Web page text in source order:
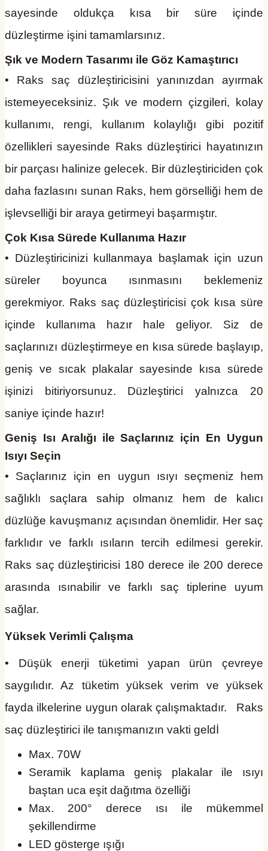
sayesinde oldukça kısa bir süre içinde
düzleştirme işini tamamlarsınız.
Şık ve Modern Tasarımı ile Göz Kamaştırıcı
• Raks saç düzleştiricisini yanınızdan ayırmak
istemeyeceksiniz. Şık ve modern çizgileri, kolay
kullanımı, rengi, kullanım kolaylığı gibi pozitif
özellikleri sayesinde Raks düzleştirici hayatınızın
bir parçası halinize gelecek. Bir düzleştiriciden çok
daha fazlasını sunan Raks, hem görselliği hem de
işlevselliği bir araya getirmeyi başarmıştır.
Çok Kısa Sürede Kullanıma Hazır
• Düzleştiricinizi kullanmaya başlamak için uzun
süreler boyunca ısınmasını beklemeniz
gerekmiyor. Raks saç düzleştiricisi çok kısa süre
içinde kullanıma hazır hale geliyor. Siz de
saçlarınızı düzleştirmeye en kısa sürede başlayıp,
geniş ve sıcak plakalar sayesinde kısa sürede
işinizi bitiriyorsunuz. Düzleştirici yalnızca 20
saniye içinde hazır!
Geniş Isı Aralığı ile Saçlarınız için En Uygun
Isıyı Seçin
• Saçlarınız için en uygun ısıyı seçmeniz hem
sağlıklı saçlara sahip olmanız hem de kalıcı
düzlüğe kavuşmanız açısından önemlidir. Her saç
farklıdır ve farklı ısıların tercih edilmesi gerekir.
Raks saç düzleştiricisi 180 derece ile 200 derece
arasında ısınabilir ve farklı saç tiplerine uyum
sağlar.
Yüksek Verimli Çalışma
• Düşük enerji tüketimi yapan ürün çevreye
saygılıdır. Az tüketim yüksek verim ve yüksek
fayda ilkelerine uygun olarak çalışmaktadır. Raks
saç düzleştirici ile tanışmanızın vakti geldİ
Max. 70W
Seramik kaplama geniş plakalar ile ısıyı
baştan uca eşit dağıtma özelliği
Max. 200° derece ısı ile mükemmel
şekillendirme
LED gösterge ışığı